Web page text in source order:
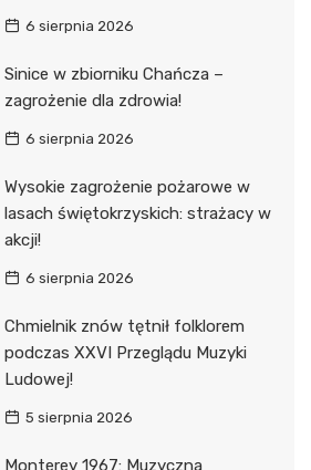
6 sierpnia 2026
Sinice w zbiorniku Chańcza –
zagrożenie dla zdrowia!
6 sierpnia 2026
Wysokie zagrożenie pożarowe w
lasach świętokrzyskich: strażacy w
akcji!
6 sierpnia 2026
Chmielnik znów tętnił folklorem
podczas XXVI Przeglądu Muzyki
Ludowej!
5 sierpnia 2026
Monterey 1967: Muzyczna